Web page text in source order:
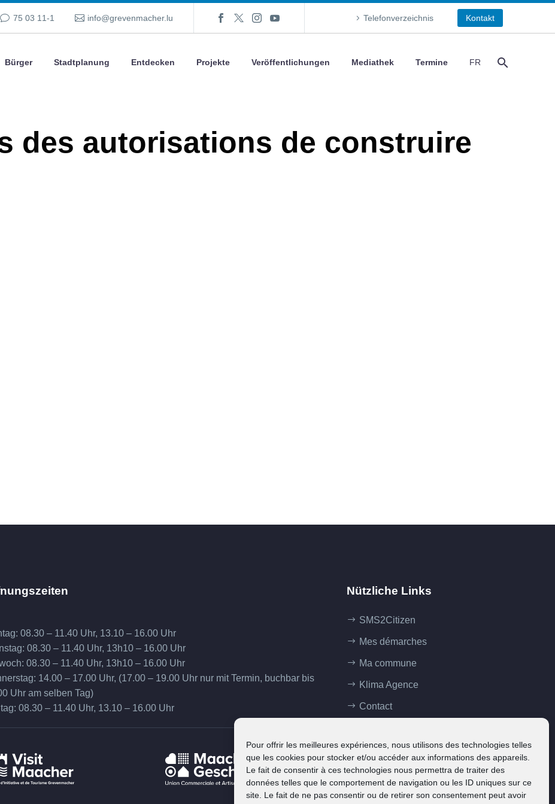
Pour offrir les meilleures expériences, nous utilisons des technologies telles
que les cookies pour stocker et/ou accéder aux informations des appareils.
Le fait de consentir à ces technologies nous permettra de traiter des
données telles que le comportement de navigation ou les ID uniques sur ce
site. Le fait de ne pas consentir ou de retirer son consentement peut avoir
75 03 11-1 info@grevenmacher.lu Telefonverzeichnis Kontakt
Bürger Stadtplanung Entdecken Projekte Veröffentlichungen Mediathek Termine FR
des autorisations de construire
08.30 – 11.40 Uhr, 13.10 – 16.00 Uhr
08.30 – 11.40 Uhr, 13h10 – 16.00 Uhr
08.30 – 11.40 Uhr, 13h10 – 16.00 Uhr
14.00 – 17.00 Uhr, (17.00 – 19.00 Uhr nur mit Termin, buchbar bis
Uhr am selben Tag)
08.30 – 11.40 Uhr, 13.10 – 16.00 Uhr
Nützliche Links
SMS2Citizen
Mes démarches
Ma commune
Klima Agence
Contact